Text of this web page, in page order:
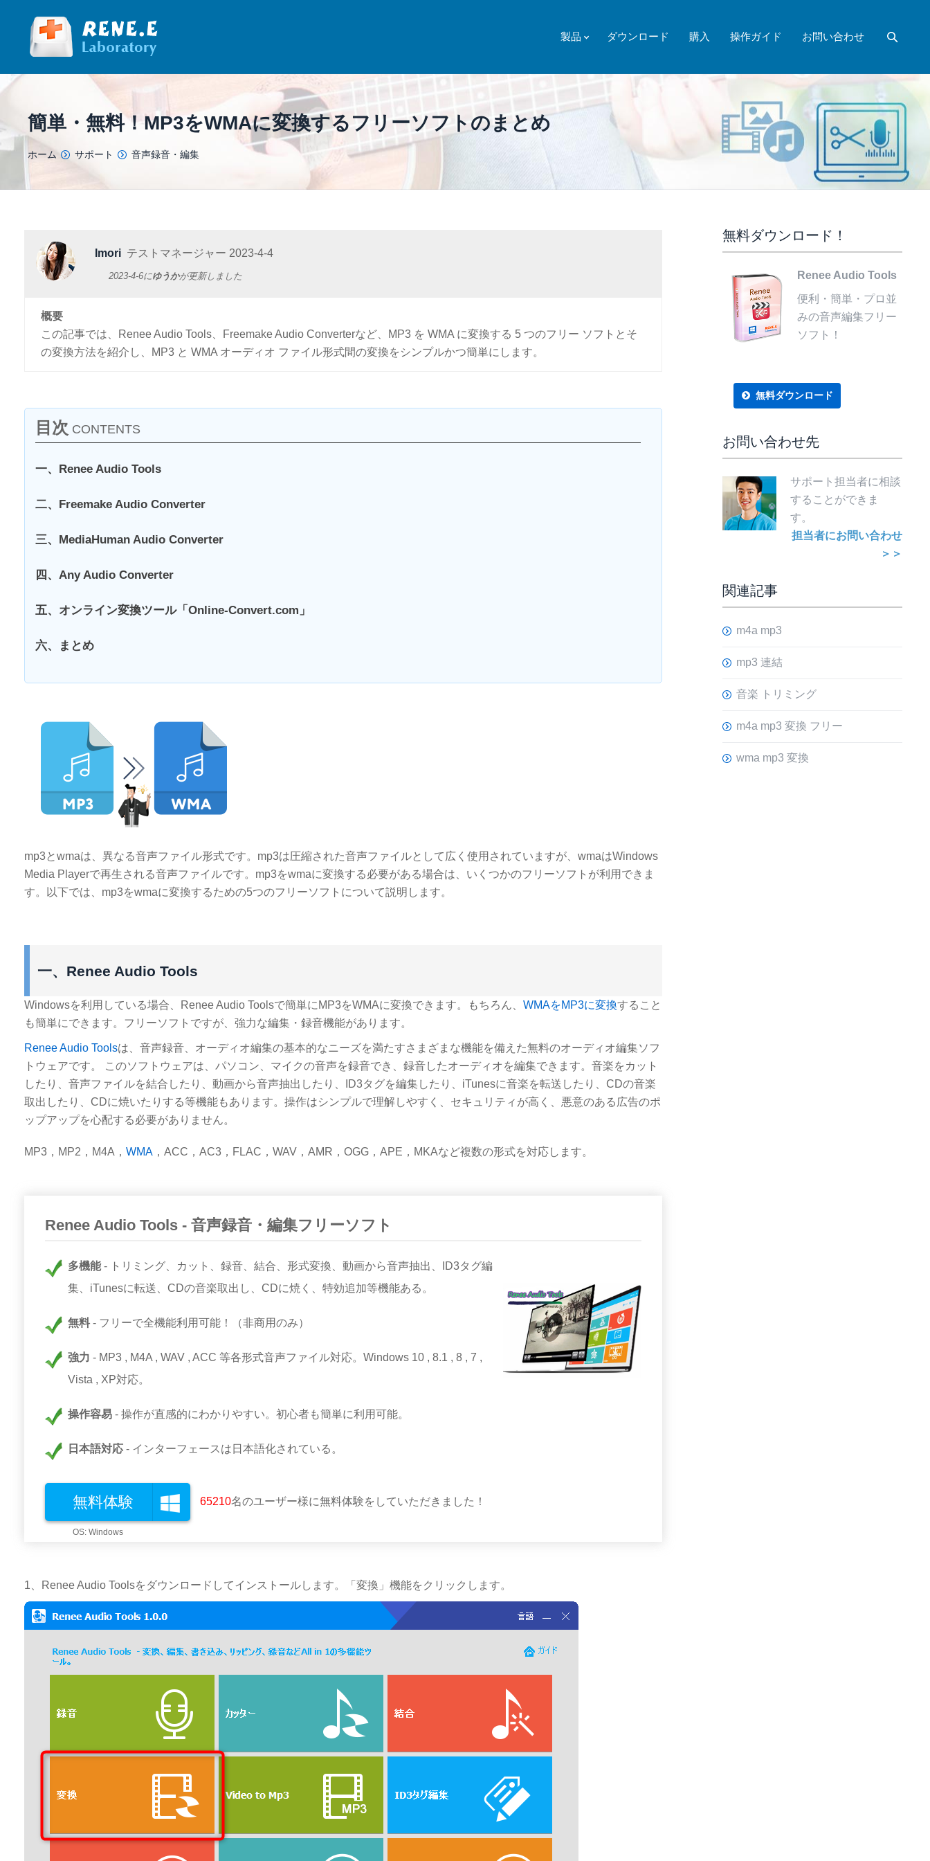
製品 ダウンロード 購入 操作ガイド お問い合わせ
簡単・無料！MP3をWMAに変換するフリーソフトのまとめ
You are here:
ホーム サポート 音声録音・編集
Imori テストマネージャー 2023-4-4
2023-4-6にゆうかが更新しました
概要
この記事では、Renee Audio Tools、Freemake Audio Converterなど、MP3 を WMA に変換する 5 つのフリー ソフトとそ
の変換方法を紹介し、MP3 と WMA オーディオ ファイル形式間の変換をシンプルかつ簡単にします。
目次 CONTENTS
一、Renee Audio Tools
二、Freemake Audio Converter
三、MediaHuman Audio Converter
四、Any Audio Converter
五、オンライン変換ツール「Online-Convert.com」
六、まとめ
mp3とwmaは、異なる音声ファイル形式です。mp3は圧縮された音声ファイルとして広く使用されていますが、wmaはWindows
Media Playerで再生される音声ファイルです。mp3をwmaに変換する必要がある場合は、いくつかのフリーソフトが利用できま
す。以下では、mp3をwmaに変換するための5つのフリーソフトについて説明します。
一、Renee Audio Tools
Windowsを利用している場合、Renee Audio Toolsで簡単にMP3をWMAに変換できます。もちろん、 WMAをMP3に変換すること
も簡単にできます。フリーソフトですが、強力な編集・録音機能があります。
Renee Audio Toolsは、音声録音、オーディオ編集の基本的なニーズを満たすさまざまな機能を備えた無料のオーディオ編集ソフ
トウェアです。 このソフトウェアは、パソコン、マイクの音声を録音でき、録音したオーディオを編集できます。音楽をカット
したり、音声ファイルを結合したり、動画から音声抽出したり、ID3タグを編集したり、iTunesに音楽を転送したり、CDの音楽
取出したり、CDに焼いたりする等機能もあります。操作はシンプルで理解しやすく、セキュリティが高く、悪意のある広告のポ
ップアップを心配する必要がありません。
MP3，MP2，M4A， WMA ，ACC，AC3，FLAC，WAV，AMR，OGG，APE，MKAなど複数の形式を対応します。
Renee Audio Tools - 音声録音・編集フリーソフト
多機能
トリミング、カット、録音、結合、形式変換、動画から音声抽出、ID3タグ編
集、iTunesに転送、CDの音楽取出し、CDに焼く、特効追加等機能ある。
無料 フリーで全機能利用可能！（非商用のみ）
強力
MP3 , M4A , WAV , ACC 等各形式音声ファイル対応。Windows 10 , 8.1 , 8 , 7 ,
Vista , XP対応。
操作容易 操作が直感的にわかりやすい。初心者も簡単に利用可能。
日本語対応 インターフェースは日本語化されている。
無料体験 65212名のユーザー様に無料体験をしていただきました！
1、Renee Audio Toolsをダウンロードしてインストールします。「変換」機能をクリックします。
無料ダウンロード！
Renee Audio Tools
便利・簡単・プロ並
みの音声編集フリー
ソフト！
無料ダウンロード
お問い合わせ先
サポート担当者に相談
することができま
す。
担当者にお問い合わせ
＞＞
関連記事
m4a mp3
mp3 連結
音楽 トリミング
m4a mp3 変換 フリー
wma mp3 変換